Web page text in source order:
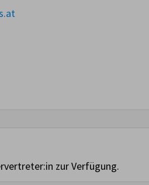
zur Verfügung.